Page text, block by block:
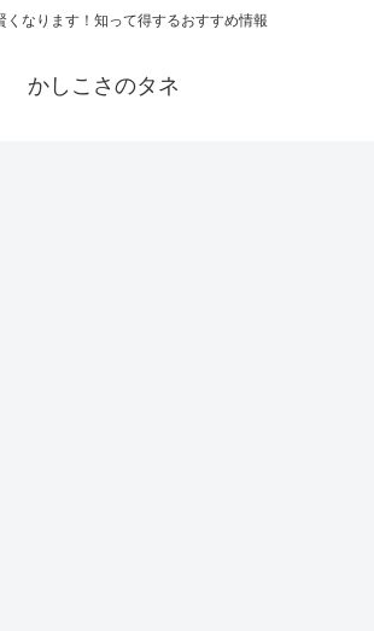
くなります！知って得するおすすめ情報
かしこさのタネ